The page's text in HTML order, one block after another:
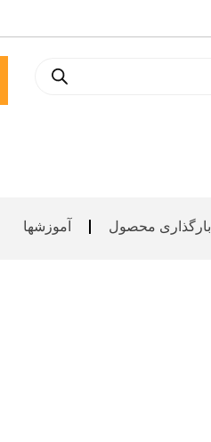
بارگذاری محصول آموزشها